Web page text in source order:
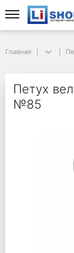
Главная
Петух
№85